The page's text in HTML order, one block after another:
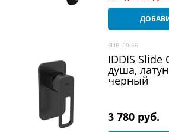
SLIBL00i66
IDDIS Slide
душа,
черный
3 780 руб.